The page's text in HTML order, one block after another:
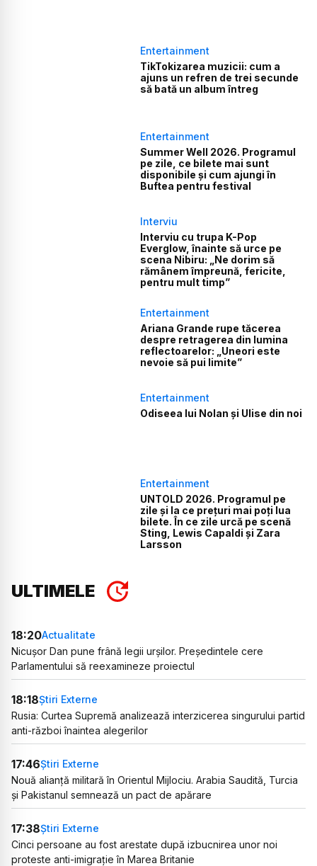
Entertainment
TikTokizarea muzicii: cum a
ajuns un refren de trei secunde
să bată un album întreg
Entertainment
Summer Well 2026. Programul
pe zile, ce bilete mai sunt
disponibile și cum ajungi în
Buftea pentru festival
Interviu
Interviu cu trupa K-Pop
Everglow, înainte să urce pe
scena Nibiru: „Ne dorim să
rămânem împreună, fericite,
pentru mult timp”
Entertainment
Ariana Grande rupe tăcerea
despre retragerea din lumina
reflectoarelor: „Uneori este
nevoie să pui limite”
Entertainment
Odiseea lui Nolan și Ulise din noi
Entertainment
UNTOLD 2026. Programul pe
zile și la ce prețuri mai poți lua
bilete. În ce zile urcă pe scenă
Sting, Lewis Capaldi și Zara
Larsson
ULTIMELE
18:20Actualitate
Nicușor Dan pune frână legii urșilor. Președintele cere
Parlamentului să reexamineze proiectul
18:18Știri Externe
Rusia: Curtea Supremă analizează interzicerea singurului partid
anti-război înaintea alegerilor
17:46Știri Externe
Nouă alianță militară în Orientul Mijlociu. Arabia Saudită, Turcia
și Pakistanul semnează un pact de apărare
17:38Știri Externe
Cinci persoane au fost arestate după izbucnirea unor noi
proteste anti-imigrație în Marea Britanie